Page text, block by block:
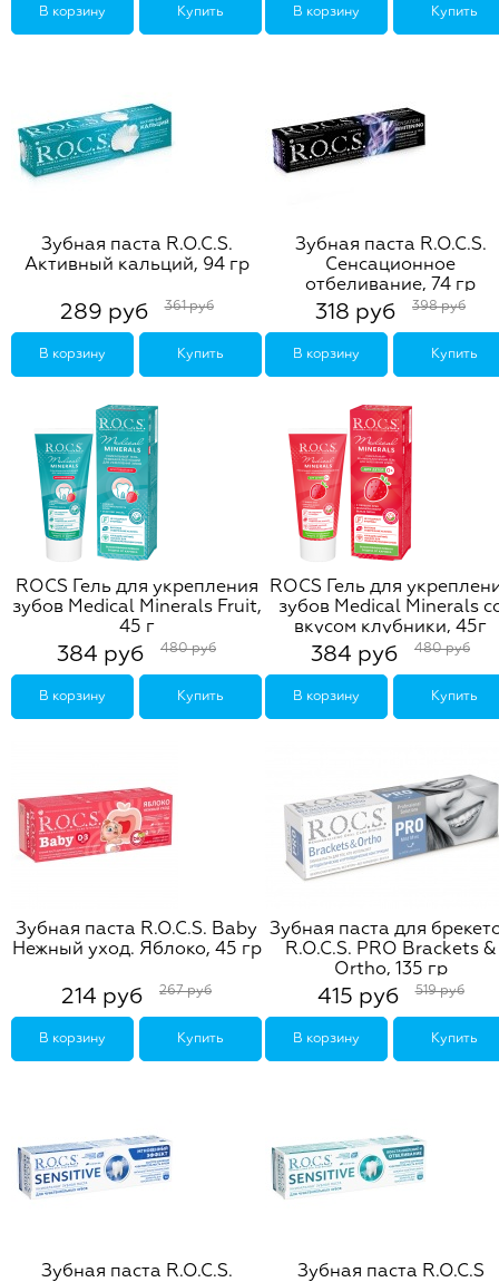
В корзину Купить В корзину Купить
Зубная паста R.O.C.S.
Активный кальций, 94 гр
289 руб 361 руб
В корзину Купить
Зубная паста R.O.C.S.
Сенсационное
отбеливание, 74 гр
318 руб 398 руб
В корзину Купить
ROCS Гель для укрепления
зубов Medical Minerals Fruit,
45 г
384 руб 480 руб
В корзину Купить
ROCS Гель для
зубов Medical Minerals
вкусом клубники, 45г
384 руб 480 руб
В корзину Купить
Зубная паста R.O.C.S. Baby
Нежный уход. Яблоко, 45 гр
214 руб 267 руб
В корзину Купить
Зубная паста для
R.O.C.S. PRO Brackets &
Ortho, 135 гр
415 руб 519 руб
В корзину Купить
Зубная паста R.O.C.S.
Зубная паста R.O.C.S